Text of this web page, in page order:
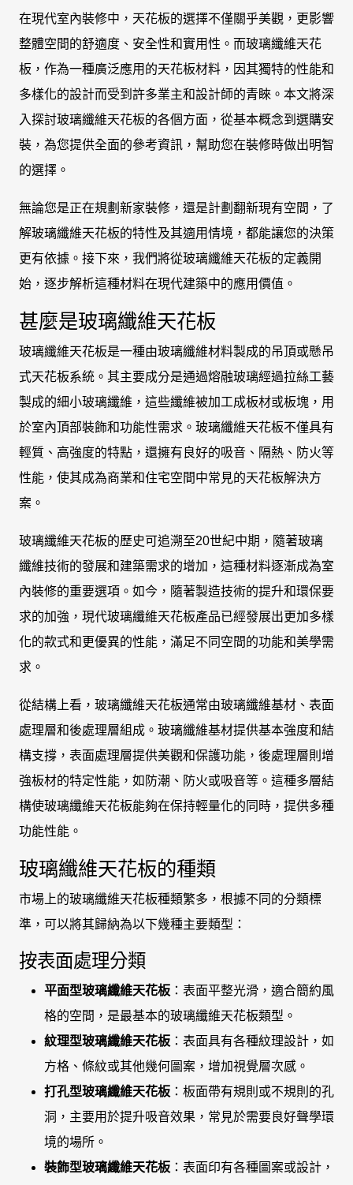
在現代室內裝修中，天花板的選擇不僅關乎美觀，更影響
整體空間的舒適度、安全性和實用性。而玻璃纖維天花
板，作為一種廣泛應用的天花板材料，因其獨特的性能和
多樣化的設計而受到許多業主和設計師的青睞。本文將深
入探討玻璃纖維天花板的各個方面，從基本概念到選購安
裝，為您提供全面的參考資訊，幫助您在裝修時做出明智
的選擇。
無論您是正在規劃新家裝修，還是計劃翻新現有空間，了
解玻璃纖維天花板的特性及其適用情境，都能讓您的決策
更有依據。接下來，我們將從玻璃纖維天花板的定義開
始，逐步解析這種材料在現代建築中的應用價值。
甚麼是玻璃纖維天花板
玻璃纖維天花板是一種由玻璃纖維材料製成的吊頂或懸吊
式天花板系統。其主要成分是通過熔融玻璃經過拉絲工藝
製成的細小玻璃纖維，這些纖維被加工成板材或板塊，用
於室內頂部裝飾和功能性需求。玻璃纖維天花板不僅具有
輕質、高強度的特點，還擁有良好的吸音、隔熱、防火等
性能，使其成為商業和住宅空間中常見的天花板解決方
案。
玻璃纖維天花板的歷史可追溯至20世紀中期，隨著玻璃
纖維技術的發展和建築需求的增加，這種材料逐漸成為室
內裝修的重要選項。如今，隨著製造技術的提升和環保要
求的加強，現代玻璃纖維天花板產品已經發展出更加多樣
化的款式和更優異的性能，滿足不同空間的功能和美學需
求。
從結構上看，玻璃纖維天花板通常由玻璃纖維基材、表面
處理層和後處理層組成。玻璃纖維基材提供基本強度和結
構支撐，表面處理層提供美觀和保護功能，後處理層則增
強板材的特定性能，如防潮、防火或吸音等。這種多層結
構使玻璃纖維天花板能夠在保持輕量化的同時，提供多種
功能性能。
玻璃纖維天花板的種類
市場上的玻璃纖維天花板種類繁多，根據不同的分類標
準，可以將其歸納為以下幾種主要類型：
按表面處理分類
平面型玻璃纖維天花板 ：表面平整光滑，適合簡約風
格的空間，是最基本的玻璃纖維天花板類型。
紋理型玻璃纖維天花板 ：表面具有各種紋理設計，如
方格、條紋或其他幾何圖案，增加視覺層次感。
打孔型玻璃纖維天花板 ：板面帶有規則或不規則的孔
洞，主要用於提升吸音效果，常見於需要良好聲學環
境的場所。
裝飾型玻璃纖維天花板 ：表面印有各種圖案或設計，